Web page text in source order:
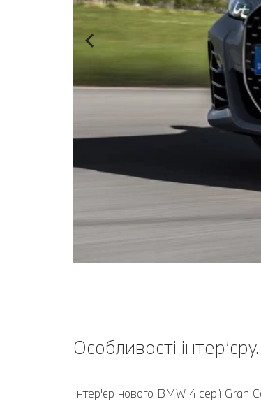
Особливості інтер’єру.
Інтер'єр нового BMW 4 серії Gran